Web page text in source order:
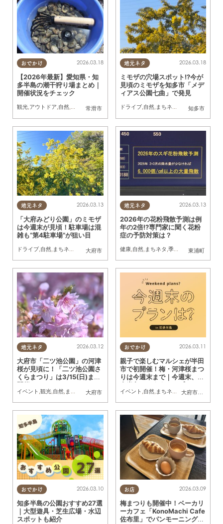
おでかけ
常滑市
2026.03.18
【2026年最新】愛知県・知
多半島の潮干狩り場まとめ｜
開催状況をチェック
観光,アウトドア,自然,季節ネタ,家族
地元ネタ
知多市
2026.03.18
ミモザの穴場スポット!?今が
見頃のミモザを知多市「メデ
ィアス公園七曲」で発見
ドライブ,自然, まちネタ 季節ネタ,行って
地元ネタ
大府市
2026.03.13
「大府みどり公園」のミモザ
は今週末が見頃！駐車場は混
雑も“第4駐車場”が狙い目
ドライブ,自然, まちネタ 季節ネタ,親子 家族,カップル,友人,ペット, KURUTOHP
地元ネタ
東浦町
2026.03.13
2026年の花粉飛散予測は例
年の2倍!?専門家に聞く花粉
症の予防対策は？
健康,自然, まちネタ ,季節ネタ
地元ネタ
大府市
2026.03.12
大府市「二ツ池公園」の河津
桜が見頃に！「二ツ池公園さ
くらまつり」は3/15(日)まで
開催
イベント 観光 自然 まちネタ ,季節ネタ KURUTOHP 公園
おでかけ
大府市
,知多市
2026.03.11
親子で楽しむマルシェが半田
市で初開催！梅・河津桜まつ
りは今週末まで｜今週末、知
多半島でおすすめのプラン
【3/14(土)・15(日)】
イベント 自然, まちネタ 季節ネタ
おでかけ 2026.03.10
知多半島の公園おすすめ27選
｜大型遊具・芝生広場・水辺
スポットも紹介
お店 2026.03.09
梅まつりも開催中！ベーカリ
ーカフェ「KonoMachi Cafe
佐布里」でパンモーニングし